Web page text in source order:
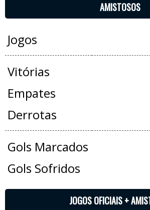
AMISTOSOS
Jogos
Vitórias
Empates
Derrotas
Gols Marcados
Gols Sofridos
JOGOS OFICIAIS +